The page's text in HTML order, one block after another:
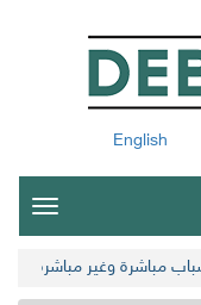
English